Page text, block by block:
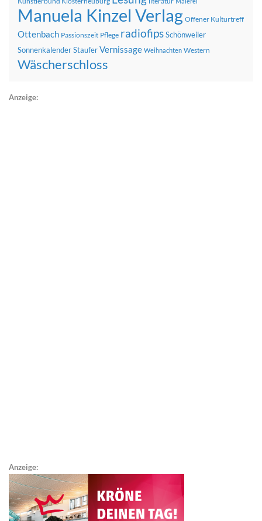
Manuela Kinzel Verlag Offener Kulturtreff
Ottenbach Passionszeit Pflege radiofipsSchönweiler
SonnenkalenderStauferVernissage Weihnachten Western
Wäscherschloss
Anzeige:
Anzeige: